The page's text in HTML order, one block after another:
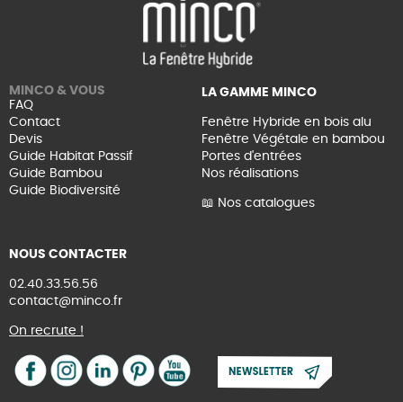
MINCO & VOUS
FAQ
Contact
Devis
Guide Habitat Passif
Guide Bambou
Guide Biodiversité
LA GAMME MINCO
Fenêtre Hybride en bois alu
Fenêtre Végétale en bambou
Portes d'entrées
Nos réalisations
📖 Nos catalogues
NOUS CONTACTER
02.40.33.56.56
contact@minco.fr
On recrute !